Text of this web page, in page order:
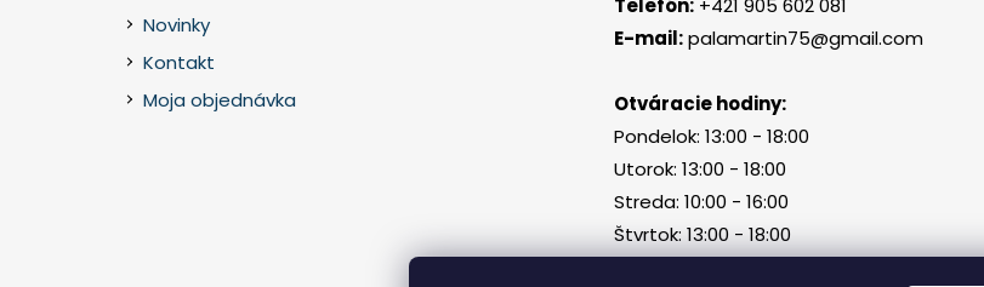
Novinky
Kontakt
Moja objednávka
E-mail: palamartin75@gmail.com
Otváracie hodiny:
Pondelok: 13:00 - 18:00
Utorok: 13:00 - 18:00
Streda: 10:00 - 16:00
Štvrtok: 13:00 - 18:00